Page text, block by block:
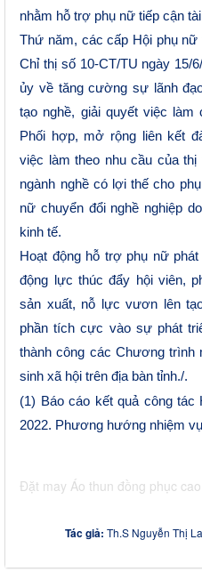
nhằm hỗ trợ phụ nữ tiếp cận
Thứ năm, các cấp Hội phụ nữ
Chỉ thị số 10-CT/TU ngày 15/
ủy về tăng cường sự lãnh
tạo nghề, giải quyết việc làm
Phối hợp, mở rộng liên kết
việc làm theo nhu cầu của
ngành nghề có lợi thế cho
nữ chuyển đổi nghề nghiệp
kinh tế.
Hoạt động hỗ trợ phụ nữ
động lực thúc đẩy hội viên,
sản xuất, nỗ lực vươn lên
phần tích cực vào sự phát
thành công các Chương trình
sinh xã hội trên địa bàn tỉnh./.
(1) Báo cáo kết quả công tác
2022. Phương hướng nhiệm
Đặt may Áo thun đồng phục
Tác giả: Th.S Nguyễn Thị